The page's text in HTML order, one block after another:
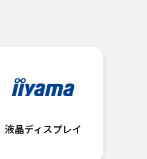
液晶ディスプレイ